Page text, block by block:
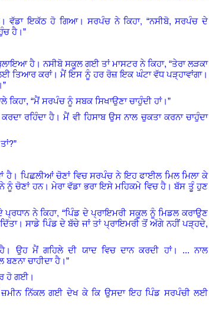
ਵੱਡਾ ਇਕੱਠ ਹੋ ਗਿਆ। ਸਰਪੰਚ ਨੇ ਕਿਹਾ, “ਨਸੀਬੋ, ਸਰਪੰਚ ਦੇ
ਹੈ।”
ਹੈ। ਨਸੀਬੋ ਸਕੂਲ ਗਈ ਤਾਂ ਮਾਸਟਰ ਨੇ ਕਿਹਾ, “ਤੇਰਾ ਲੜਕਾ
ਤਿਆਰ ਕਰਾਂ।ਮੈਂ ਇਸ ਨੂੰ ਹਰ ਰੋਜ਼ ਇਕ ਘੰਟਾ ਵੱਧ ਪੜ੍ਹਾਵਾਂਗਾ।
“ਮੈਂ ਸਰਪੰਚ ਨੂੰ ਸਬਕ ਸਿਖਾਉਣਾ ਚਾਹੁੰਦੀ ਹਾਂ।”
ਰਹਿੰਦਾ ਹੈ। ਮੈਂ ਵੀ ਹਿਸਾਬ ਉਸ ਨਾਲ ਚੁਕਤਾ ਕਰਨਾ ਚਾਹੁੰਦਾ
?”
ਪਿਛਲੀਆਂ ਚੋਣਾਂ ਵਿਚ ਸਰਪੰਚ ਨੇ ਇਹ ਫਾਈਲ ਮਿਲ ਮਿਲਾ ਕੇ
ਨੂੰ ਚੋਣਾਂ ਹਨ। ਮੇਰਾ ਵੱਡਾ ਭਰਾ ਇਸੇ ਮਹਿਕਮੇ ਵਿਚ ਹੈ। ਬੱਸ ਤੂੰ ਹੁਣ
ਨੇ ਕਿਹਾ,“ਪਿੰਡ ਦੇ ਪ੍ਰਾਇਮਰੀ ਸਕੂਲ ਨੂੰ ਮਿਡਲ ਕਰਾਉਣ
ਸਾਡੇ ਪਿੰਡ ਦੇ ਬੱਚੇ ਜਾਂ ਤਾਂ ਪ੍ਰਾਇਮਰੀ ਤੋਂ ਅੱਗੇ ਨਹੀਂ ਪੜ੍ਹਦੇ,
ਹੈ। ਉਹ ਮੈਂਗਹਿਲੇਦੀ ਯਾਦ ਵਿਚਦਾਨਕਰਦੀਹਾਂ।
... ਨਾਲ
ਬਣਨਾਚਾਹੀਦਾਹੈ।”
ਹੋ ਗਈ।
ਨਿੱਕਲ ਗਈ ਦੇਖ ਕੇ ਕਿ ਉਸਦਾ ਇਹ ਪਿੰਡ ਸਰਪੰਚੀ ਲਈ